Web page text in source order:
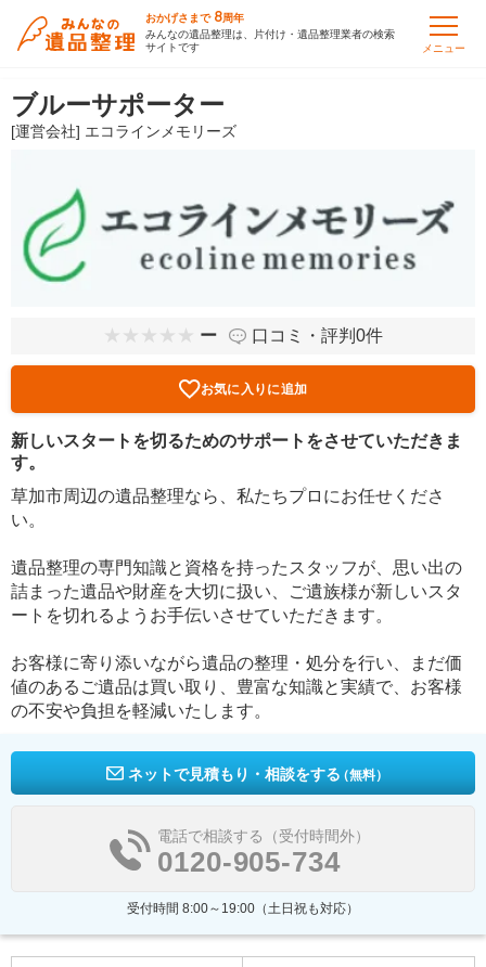
おかげさまで 8周年
みんなの遺品整理は、片付け・遺品整理業者の検索
サイトです
メニュー
ブルーサポーター
[運営会社] エコラインメモリーズ
ー 口コミ・評判0件
お気に入りに追加
新しいスタートを切るためのサポートをさせていただきま
す。
草加市周辺の遺品整理なら、私たちプロにお任せくださ
い。
遺品整理の専門知識と資格を持ったスタッフが、思い出の
詰まった遺品や財産を大切に扱い、ご遺族様が新しいスタ
ートを切れるようお手伝いさせていただきます。
お客様に寄り添いながら遺品の整理・処分を行い、まだ価
値のあるご遺品は買い取り、豊富な知識と実績で、お客様
の不安や負担を軽減いたします。
ネットで見積もり・相談をする（無料）
電話で相談する（受付時間外）
0120-905-734
受付時間 8:00～19:00（土日祝も対応）